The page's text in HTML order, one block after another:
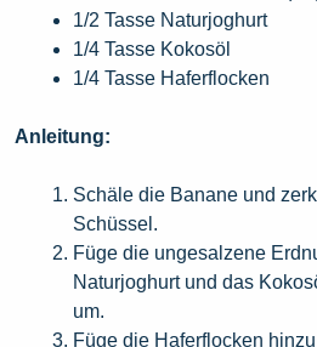
1/2 Tasse Naturjoghurt
1/4 Tasse Kokosöl
1/4 Tasse Haferflocken
Anleitung:
Schäle die Banane und
Schüssel.
Füge die ungesalzene
Naturjoghurt und das
um.
Füge die Haferflocken